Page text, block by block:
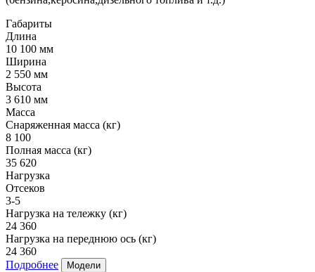
Габариты
Длина
10 100 мм
Ширина
2 550 мм
Высота
3 610 мм
Масса
Снаряженная масса (кг)
8 100
Полная масса (кг)
35 620
Нагрузка
Отсеков
3-5
Нагрузка на тележку (кг)
24 360
Нагрузка на переднюю ось (кг)
24 360
Подробнее
Модели